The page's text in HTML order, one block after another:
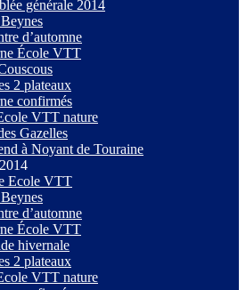
générale 2014
d’automne
École VTT
2 plateaux
confirmés
VTT nature
Gazelles
à Noyant de Touraine
Ecole VTT
d’automne
École VTT
hivernale
2 plateaux
VTT nature